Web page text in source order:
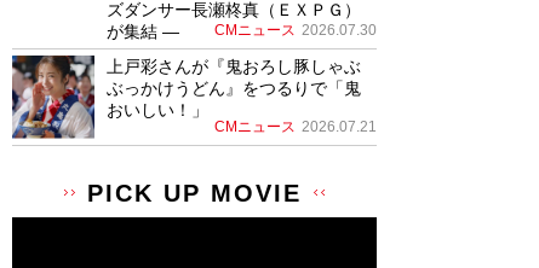
ズダンサー長瀬柊真（ＥＸＰＧ）
が集結 ―
CMニュース 2026.07.30
上戸彩さんが『鬼おろし豚しゃぶ
ぶっかけうどん』をつるりで「鬼
おいしい！」
CMニュース 2026.07.21
PICK UP MOVIE